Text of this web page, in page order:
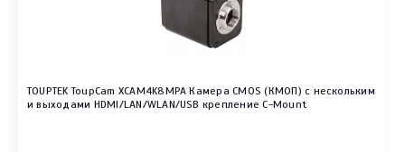
TOUPTEK ToupCam XCAM4K8MPA Камера CMOS (КМОП) с нескольким
и выходами HDMI/LAN/WLAN/USB крепление C-Mount